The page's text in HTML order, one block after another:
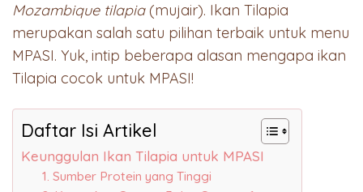
Mozambique tilapia(mujair). Ikan Tilapia
merupakan salah satu pilihan terbaik untuk menu
MPASI. Yuk, intip beberapa alasan mengapa ikan
Tilapia cocok untuk MPASI!
Daftar Isi Artikel
Keunggulan Ikan Tilapia untuk MPASI
1. Sumber Protein yang Tinggi